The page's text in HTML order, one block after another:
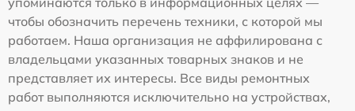
чтобы обозначить перечень техники, с которой мы
работаем. Наша организация не аффилирована с
владельцами указанных товарных знаков и не
представляет их интересы. Все виды ремонтных
работ выполняются исключительно на устройствах,